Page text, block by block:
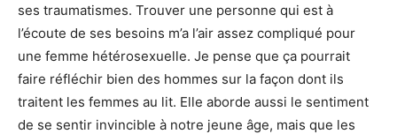
ses traumatismes. Trouver une personne qui est à
l’écoute de ses besoins m’a l’air assez compliqué pour
une femme hétérosexuelle. Je pense que ça pourrait
faire réfléchir bien des hommes sur la façon dont ils
traitent les femmes au lit. Elle aborde aussi le sentiment
de se sentir invincible à notre jeune âge, mais que les